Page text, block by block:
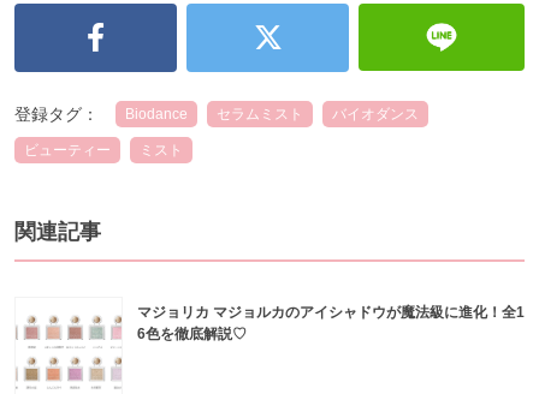
登録タグ： Biodance セラムミスト バイオダンス
ビューティー ミスト
関連記事
マジョリカ マジョルカのアイシャドウが魔法級に進化！全1
6色を徹底解説♡